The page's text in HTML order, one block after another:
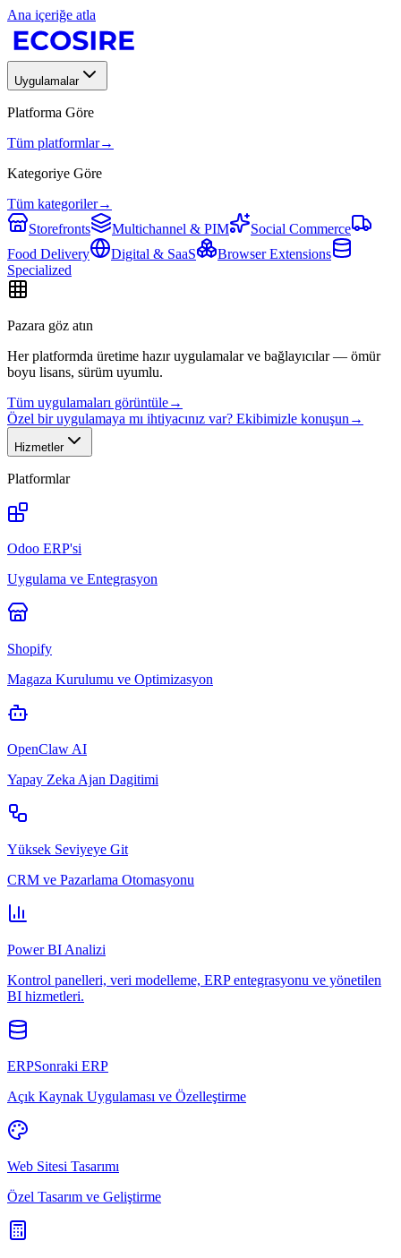
Ana içeriğe atla
Uygulamalar
Platforma Göre
Tüm platformlar→
Kategoriye Göre
Tüm kategoriler→
Storefronts
Multichannel & PIM
Social Commerce
Food Delivery
Digital & SaaS
Browser Extensions
Specialized
Pazara göz atın
Her platformda üretime hazır uygulamalar ve bağlayıcılar — ömür
boyu lisans, sürüm uyumlu.
Tüm uygulamaları görüntüle→
Özel bir uygulamaya mı ihtiyacınız var? Ekibimizle konuşun →
Hizmetler
Platformlar
Odoo ERP'si
Uygulama ve Entegrasyon
Shopify
Magaza Kurulumu ve Optimizasyon
OpenClaw AI
Yapay Zeka Ajan Dagitimi
Yüksek Seviyeye Git
CRM ve Pazarlama Otomasyonu
Power BI Analizi
Kontrol panelleri, veri modelleme, ERP entegrasyonu ve yönetilen
BI hizmetleri.
ERPSonraki ERP
Açık Kaynak Uygulaması ve Özelleştirme
Web Sitesi Tasarımı
Özel Tasarım ve Geliştirme